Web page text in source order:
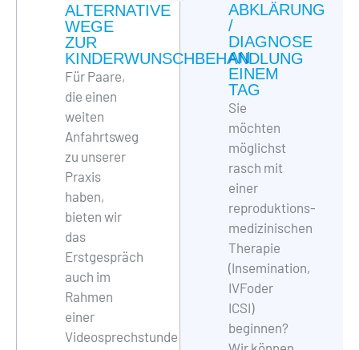
ALTERNATIVE
WEGE
ZUR
KINDERWUNSCHBEHANDLUNG
Für Paare,
die einen
weiten
Anfahrtsweg
zu unserer
Praxis
haben,
bieten wir
das
Erstgespräch
auch im
Rahmen
einer
Videosprechstunde
ABKLÄRUNG
/
DIAGNOSE
AN
EINEM
TAG
Sie
möchten
möglichst
rasch mit
einer
reproduktions-
medizinischen
Therapie
(Insemination,
IVFoder
ICSI)
beginnen?